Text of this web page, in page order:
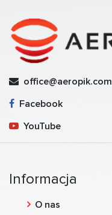
office@aeropik.com
Facebook
YouTube
Informacja
O nas